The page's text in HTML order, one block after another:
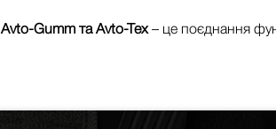
Avto-Gumm та Avto-Tex– це поєднання